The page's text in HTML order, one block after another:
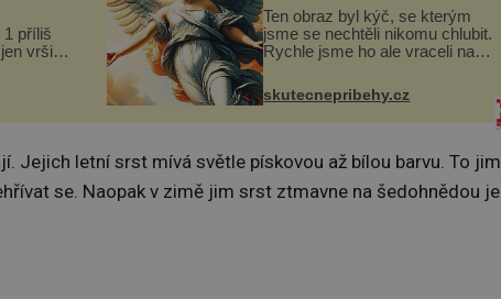
1 příliš
vršily.
Ten obraz byl kýč, se kterým
jsme se nechtěli nikomu chlubit.
Rychle jsme ho ale vraceli na
Vaškem jsme si pořídili
chaloupku, takový domek na
severu Čech, kde jsme si
skutecnepribehy.cz
Jejich letní srst mívá světle pískovou až bílou barvu. To jim
se. Naopak v zimě jim srst ztmavne na šedohnědou je